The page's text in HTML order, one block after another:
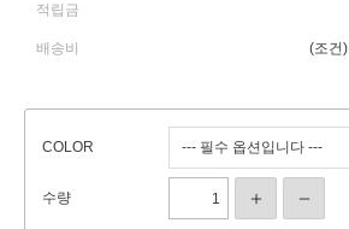
적립금
배송비 (조건)
COLOR
수량